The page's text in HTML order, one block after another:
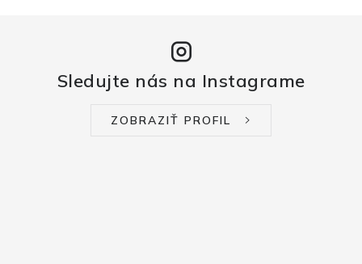
Sledujte nás na Instagrame
ZOBRAZIŤ PROFIL